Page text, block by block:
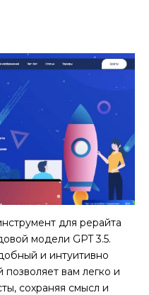
для рерайта
модели GPT 3.5.
и интуитивно
вам легко и
сохраняя смысл и